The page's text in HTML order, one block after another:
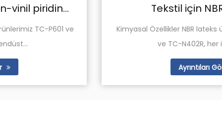
Tekstil için NBR Lateks
Kimyasal Özellikler NBR lateks ürünlerimiz, TC-N401R
ve TC-N402R, her ikisi de k...